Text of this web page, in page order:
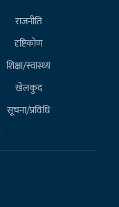
राजनीति
दृष्टिकोण
शिक्षा/स्वास्थ्य
खेलकुद
सूचना/प्रविधि